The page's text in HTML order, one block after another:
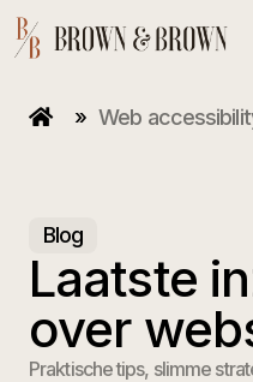
» Web
Blog
Laatste
over
Praktische tips, slimme